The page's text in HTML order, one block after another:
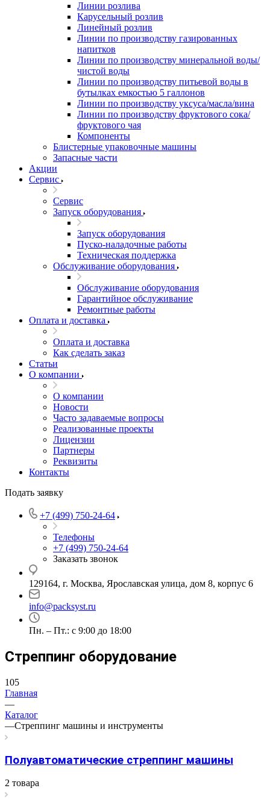
Линии розлива
Карусельный розлив
Линейный розлив
Линии по производству газированных
напитков
Линии по производству минеральной воды/
чистой воды
Линии по производству питьевой воды в
бутылках емкостью 5 галлонов
Линии по производству уксуса/масла/вина
Линии по производству фруктового сока/
фруктового чая
Компоненты
Блистерные упаковочные машины
Запасные части
Акции
Сервис
Сервис
Запуск оборудования
Запуск оборудования
Пуско-наладочные работы
Техническая поддержка
Обслуживание оборудования
Обслуживание оборудования
Гарантийное обслуживание
Ремонтные работы
Оплата и доставка
Оплата и доставка
Как сделать заказ
Статьи
О компании
О компании
Новости
Часто задаваемые вопросы
Реализованные проекты
Лицензии
Партнеры
Реквизиты
Контакты
Подать заявку
+7 (499) 750-24-64
Телефоны
+7 (499) 750-24-64
Заказать звонок
129164, г. Москва, Ярославская улица, дом 8, корпус 6
info@packsyst.ru
Пн. – Пт.: с 9:00 до 18:00
Стреппинг оборудование
105
Главная
—
Каталог
—Стреппинг машины и инструменты
Полуавтоматические стреппинг машины
2 товара